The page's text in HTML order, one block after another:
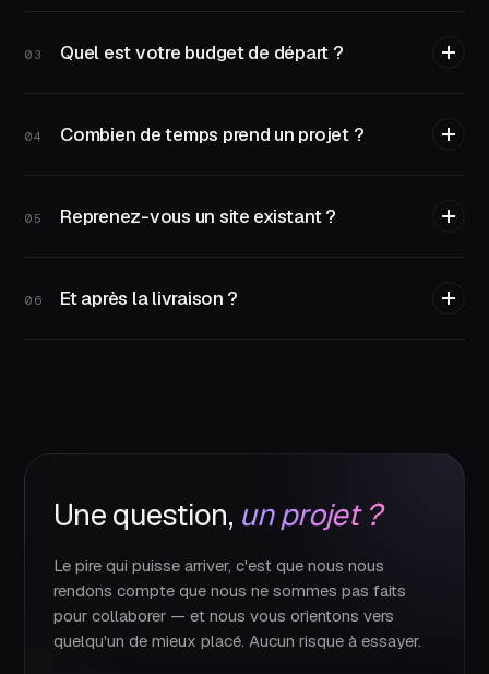
03 Quel est votre budget de départ ?
04 Combien de temps prend un projet ?
05 Reprenez-vous un site existant ?
06 Et après la livraison ?
Une question, un projet ?
Le pire qui puisse arriver, c'est que nous nous
rendons compte que nous ne sommes pas faits
pour collaborer — et nous vous orientons vers
quelqu'un de mieux placé. Aucun risque à essayer.